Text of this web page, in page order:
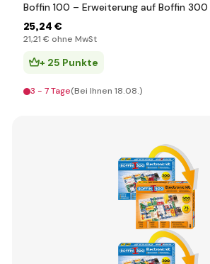
Boffin 100 – Erweiterung auf Boffin 300
25,24 €
21,21 € ohne MwSt
+ 25 Punkte
3 - 7 Tage(Bei Ihnen 18.08.)